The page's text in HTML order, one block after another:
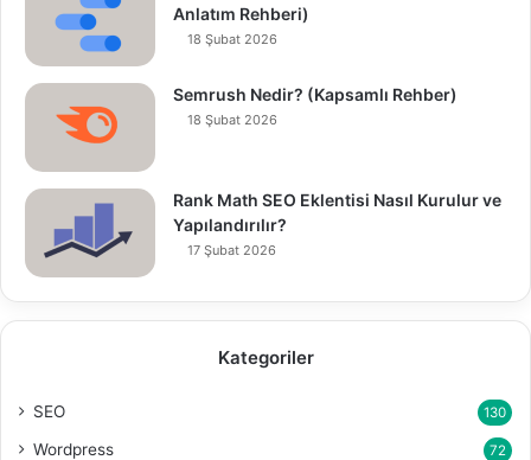
Anlatım Rehberi)
18 Şubat 2026
Semrush Nedir? (Kapsamlı Rehber)
18 Şubat 2026
Rank Math SEO Eklentisi Nasıl Kurulur ve
Yapılandırılır?
17 Şubat 2026
Kategoriler
SEO 130
Wordpress 72